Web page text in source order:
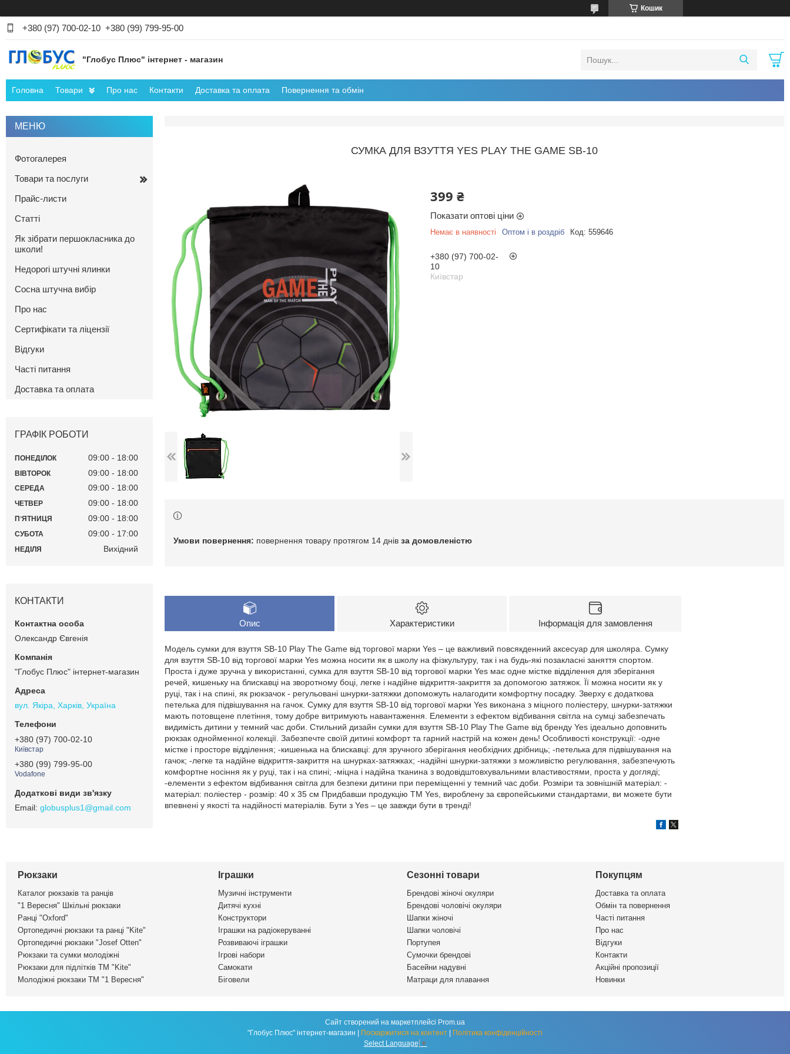
Кошик
+380 (97) 700-02-10 +380 (99) 799-95-00
"Глобус Плюс" інтернет - магазин
Головна Товари Про нас Контакти Доставка та оплата Повернення та обмін
СУМКА ДЛЯ ВЗУТТЯ YES PLAY THE GAME SB-10
399 ₴
Показати оптові ціни
Немає в наявності Оптом і в роздріб Код: 559646
+380 (97) 700-02-
10
Київстар
повернення товару протягом 14 днів за домовленістю
Опис Характеристики Інформація для замовлення
Модель сумки для взуття SB-10 Play The Game від торгової марки Yes – це важливий повсякденний аксесуар для школяра. Сумку
для взуття SB-10 від торгової марки Yes можна носити як в школу на фізкультуру, так і на будь-які позакласні заняття спортом.
Проста і дуже зручна у використанні, сумка для взуття SB-10 від торгової марки Yes має одне містке відділення для зберігання
речей, кишеньку на блискавці на зворотному боці, легке і надійне відкриття-закриття за допомогою затяжок. Її можна носити як у
руці, так і на спині, як рюкзачок - регульовані шнурки-затяжки допоможуть налагодити комфортну посадку. Зверху є додаткова
петелька для підвішування на гачок. Сумку для взуття SB-10 від торгової марки Yes виконана з міцного поліестеру, шнурки-затяжки
мають потовщене плетіння, тому добре витримують навантаження. Елементи з ефектом відбивання світла на сумці забезпечать
видимість дитини у темний час доби. Стильний дизайн сумки для взуття SB-10 Play The Game від бренду Yes ідеально доповнить
рюкзак однойменної колекції. Забезпечте своїй дитині комфорт та гарний настрій на кожен день! Особливості конструкції: -одне
містке і просторе відділення; -кишенька на блискавці: для зручного зберігання необхідних дрібниць; -петелька для підвішування на
гачок; -легке та надійне відкриття-закриття на шнурках-затяжках; -надійні шнурки-затяжки з можливістю регулювання, забезпечують
комфортне носіння як у руці, так і на спині; -міцна і надійна тканина з водовідштовхувальними властивостями, проста у догляді;
-елементи з ефектом відбивання світла для безпеки дитини при переміщенні у темний час доби. Розміри та зовнішній матеріал: -
матеріал: поліестер - розмір: 40 х 35 см Придбавши продукцію TM Yes, вироблену за європейськими стандартами, ви можете бути
впевнені у якості та надійності матеріалів. Бути з Yes – це завжди бути в тренді!
Фотогалерея
Товари та послуги
Прайс-листи
Статті
Як зібрати першокласника до
школи!
Недорогі штучні ялинки
Сосна штучна вибір
Про нас
Сертифікати та ліцензії
Відгуки
Часті питання
Доставка та оплата
ГРАФІК РОБОТИ
ПОНЕДІЛОК 09:00 18:00
ВІВТОРОК 09:00 18:00
СЕРЕДА 09:00 18:00
ЧЕТВЕР 09:00 18:00
ПʼЯТНИЦЯ 09:00 18:00
СУБОТА 09:00 17:00
НЕДІЛЯ Вихідний
КОНТАКТИ
Олександр Євгенія
"Глобус Плюс" інтернет-магазин
вул. Якіра, Харків, Україна
+380 (97) 700-02-10
Київстар
+380 (99) 799-95-00
Vodafone
globusplus1@gmail.com
Рюкзаки
Каталог рюкзаків та ранців
"1 Вересня" Шкільні рюкзаки
Ранці "Oxford"
Ортопедичні рюкзаки та ранці "Kite"
Ортопедичні рюкзаки "Josef Otten"
Рюкзаки та сумки молодіжні
Рюкзаки для підлітків ТМ "Kite"
Молодіжні рюкзаки ТМ "1 Вересня"
Іграшки
Музичні інструменти
Дитячі кухні
Конструктори
Іграшки на радіокеруванні
Розвиваючі іграшки
Ігрові набори
Самокати
Біговели
Сезонні товари
Брендові жіночі окуляри
Брендові чоловічі окуляри
Шапки жіночі
Шапки чоловічі
Портупея
Сумочки брендові
Басейни надувні
Матраци для плавання
Покупцям
Доставка та оплата
Обмін та повернення
Часті питання
Про нас
Відгуки
Контакти
Акційні пропозиції
Новинки
Сайт створений на маркетплейсі Prom.ua
"Глобус Плюс" інтернет-магазин | Поскаржитися на контент | Політика конфіденційності
Select Language ▼